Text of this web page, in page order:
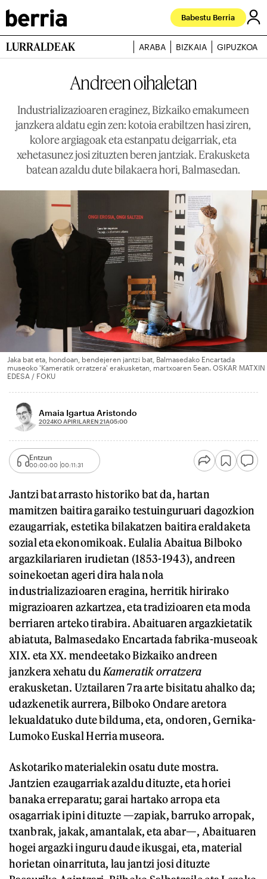
Babestu Berria
LURRALDEAK ARABA BIZKAIA GIPUZKOA
Andreen oihaletan
Industrializazioaren eraginez, Bizkaiko emakumeen
janzkera aldatu egin zen: kotoia erabiltzen hasi ziren,
kolore argiagoak eta estanpatu deigarriak, eta
xehetasunez josi zituzten beren jantziak. Erakusketa
batean azaldu dute bilakaera hori, Balmasedan.
Jaka bat eta, hondoan, bendejeren jantzi bat, Balmasedako Encartada
museoko 'Kameratik orratzera' erakusketan, martxoaren 5ean. OSKAR MATXIN
EDESA / FOKU
Amaia Igartua Aristondo
2024KO APIRILAREN 21A05:00
Entzun
00:00:00 00:11:31
Jantzi bat arrasto historiko bat da, hartan
mamitzen baitira garaiko testuinguruari dagozkion
ezaugarriak, estetika bilakatzen baitira eraldaketa
sozial eta ekonomikoak. Eulalia Abaitua Bilboko
argazkilariaren irudietan (1853-1943), andreen
soinekoetan ageri dira hala nola
industrializazioaren eragina, herritik hirirako
migrazioaren azkartzea, eta tradizioaren eta moda
berriaren arteko tirabira. Abaituaren argazkietatik
abiatuta, Balmasedako Encartada fabrika-museoak
XIX. eta XX. mendeetako Bizkaiko andreen
janzkera xehatu du Kameratik orratzera
erakusketan. Uztailaren 7ra arte bisitatu ahalko da;
udazkenetik aurrera, Bilboko Ondare aretora
lekualdatuko dute bilduma, eta, ondoren, Gernika-
Lumoko Euskal Herria museora.
Askotariko materialekin osatu dute mostra.
Jantzien ezaugarriak azaldu dituzte, eta horiei
banaka erreparatu; garai hartako arropa eta
osagarriak ipini dituzte —zapiak, barruko arropak,
txanbrak, jakak, amantalak, eta abar—, Abaituaren
hogei argazki inguru daude ikusgai, eta, material
horietan oinarrituta, lau jantzi josi dituzte